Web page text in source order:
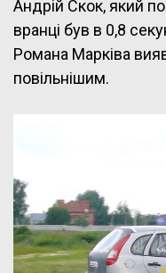
Андрій Скок, який
вранці був в 0,8
Романа Марківа
повільнішим.